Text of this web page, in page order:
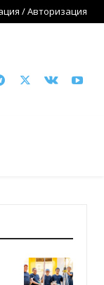
/ Авторизация